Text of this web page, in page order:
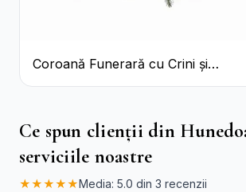
Coroană Funerară cu Crini și
Garoafe Albe
Ce spun clienții din
serviciile noastre
★★★★★Media: 5.0 din 3 recenzii